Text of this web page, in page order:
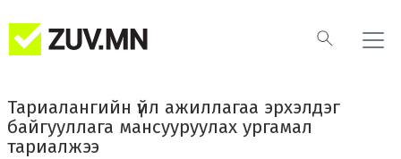
Тариалангийн үйл ажиллагаа эрхэлдэг
байгууллага мансууруулах ургамал
тариалжээ